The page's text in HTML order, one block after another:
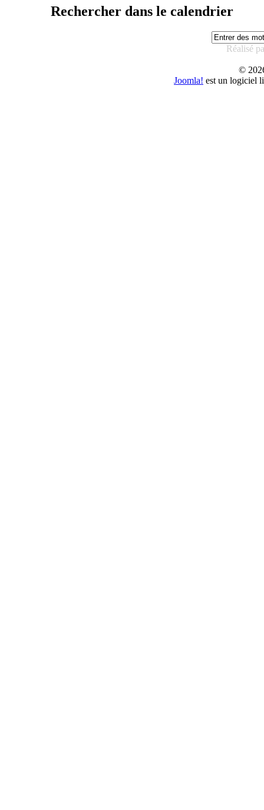
Rechercher dans le calendrier
Réalisé
©
Joomla! est un logiciel